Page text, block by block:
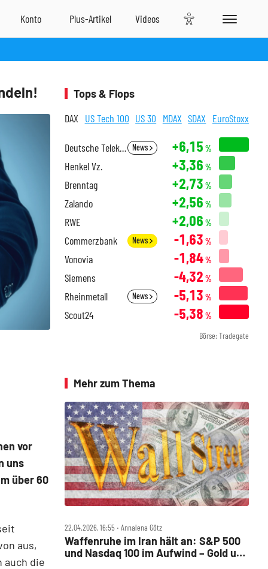
vor
uns
über 60
aus,
auch die
Tops & Flops
DAX US Tech 100 US 30 MDAX SDAX EuroStoxx
Deutsche Telekom News +6,15 %
Henkel Vz. +3,36 %
Brenntag +2,73 %
Zalando +2,56 %
RWE +2,06 %
Commerzbank News -1,63 %
Vonovia -1,84%
Siemens -4,32 %
Rheinmetall News -5,13 %
Scout24 -5,38 %
Börse: Tradegate
Mehr zum Thema
22.04.2026, 16:55 ‧ Annalena Götz
Waffenruhe im Iran hält an: S&P 500
und Nasdaq 100 im Aufwind – Gold und